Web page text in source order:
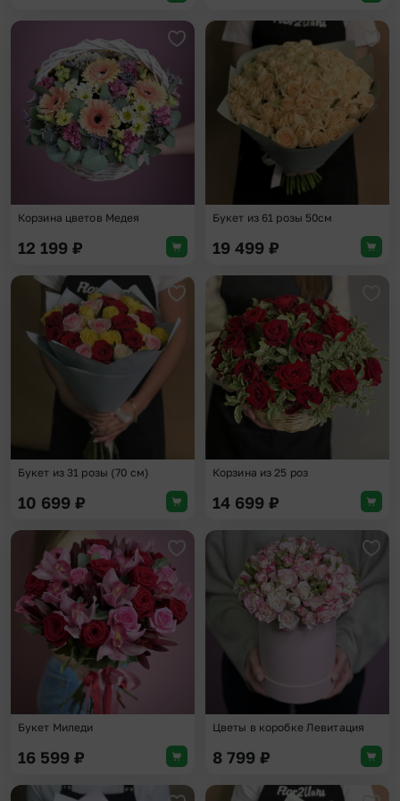
Добавить в избранное
Корзина цветов Медея
12 199 ₽
Букет из 61 розы 50см
19 499 ₽
Добавить в избранное
Букет из 31 розы (70 см)
10 699 ₽
Корзина из 25 роз
14 699 ₽
Добавить в избранное
Букет Миледи
16 599 ₽
Цветы в коробке Левитация
8 799 ₽